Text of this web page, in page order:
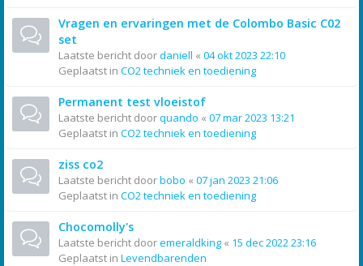
Vragen en ervaringen met de Colombo Basic C02
set
Laatste bericht doordaniell « 04 okt 2023 22:10
Geplaatst in CO2 techniek en toediening
Permanent test vloeistof
Laatste bericht doorquando « 07 mar 2023 13:21
Geplaatst in CO2 techniek en toediening
ziss co2
Laatste bericht doorbobo « 07 jan 2023 21:06
Geplaatst in CO2 techniek en toediening
Chocomolly's
Laatste bericht dooremeraldking « 15 dec 2022 23:16
Geplaatst in Levendbarenden